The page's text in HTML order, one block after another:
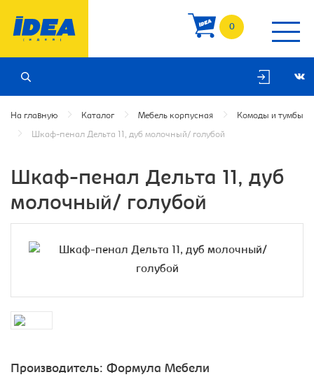
0
На главную Каталог Мебель корпусная Комоды и тумбы
Шкаф-пенал Дельта 11, дуб молочный/ голубой
Шкаф-пенал Дельта 11, дуб
молочный/ голубой
Производитель: Формула Мебели